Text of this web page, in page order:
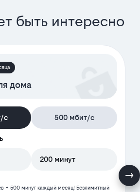
быть интересно
дома
с 500 мбит/с
200 минут
+ 500 минут каждый месяц! Безлимитный